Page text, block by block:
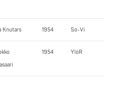
Knutars 1954 So-Vi
1954 YlöR